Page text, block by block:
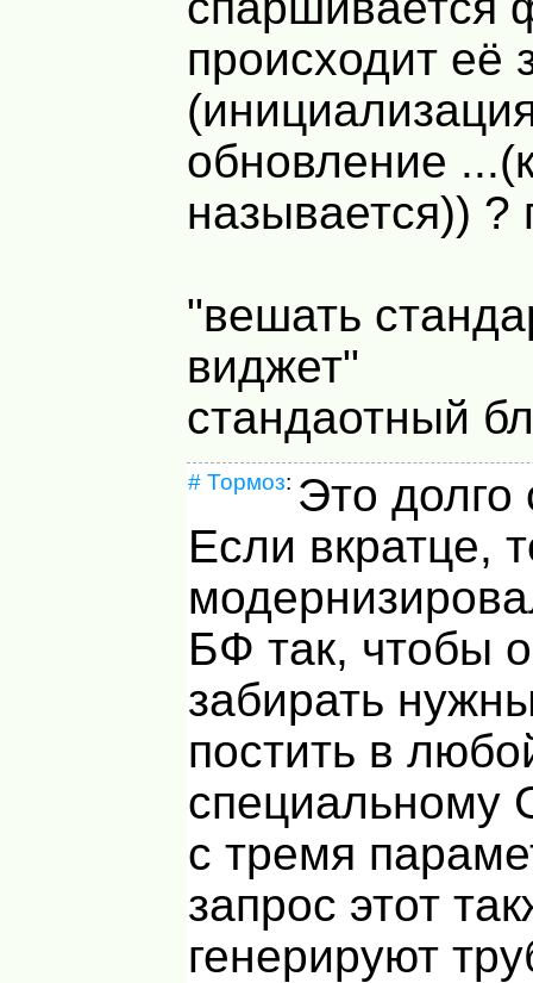
происходит её
обновление
называется)) ?
"вешать
виджет"
стандаотный
# Тормоз: Это долго
Если вкратце,
БФ так, чтобы
забирать
постить в
специальному
с тремя
запрос этот
генерируют